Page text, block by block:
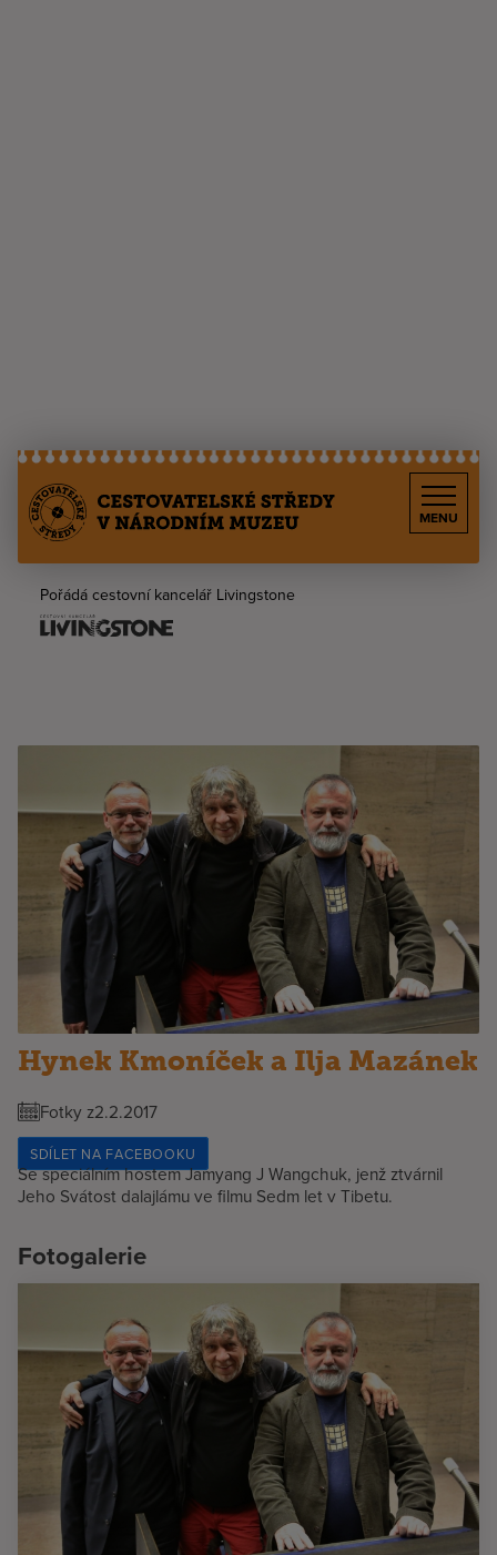
MENU
Pořádá cestovní kancelář Livingstone
Hynek Kmoníček a Ilja Mazánek
Fotky z2.2.2017
SDÍLET NA FACEBOOKU
Se speciálním hostem Jamyang J Wangchuk, jenž ztvárnil
Jeho Svátost dalajlámu ve filmu Sedm let v Tibetu.
Fotogalerie